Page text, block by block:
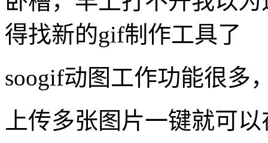
上传多张图片一键就可
用
想发个表情包，终于搞